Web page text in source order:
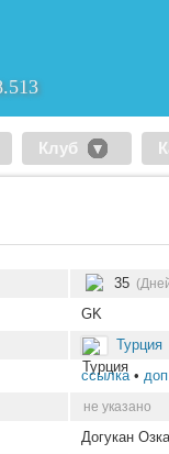
Клуб
35
GK
Турция
ссылка•
не указано
Догукан